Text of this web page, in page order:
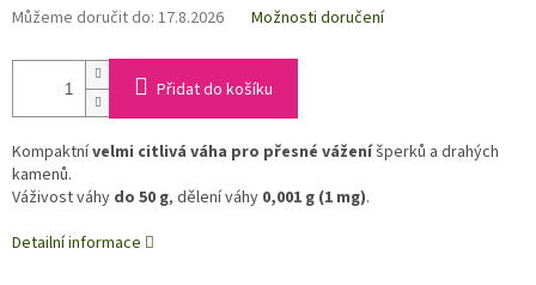
Můžeme doručit do: 17.8.2026 Možnosti doručení
Přidat do košíku
Kompaktnívelmi citlivá váha pro přesné váženíšperků a drahých
kamenů.
Váživost váhy do 50 g, dělení váhy 0,001 g (1 mg).
Detailní informace